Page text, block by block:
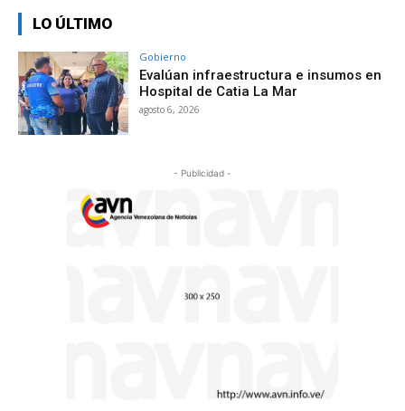
LO ÚLTIMO
Gobierno
Evalúan infraestructura e insumos en
Hospital de Catia La Mar
agosto 6, 2026
- Publicidad -